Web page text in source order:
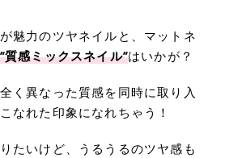
魅力のツヤネイルと、マットネ
”質感ミックスネイル”はいかが？
く異なった質感を同時に取り入
なれた印象になれちゃう！
たいけど、うるうるのツヤ感も